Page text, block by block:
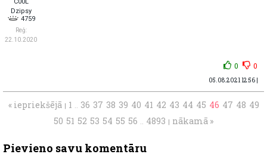
Dzipsy
4759
Reģ:
22.10.2020
0 0
05.08.2021 12:56 |
« iepriekšējā | 1 36 37 38 39 40 41 42 43 44 45 46 47 48 49
50 51 52 53 54 55 56 4893 | nākamā »
Pievieno savu komentāru